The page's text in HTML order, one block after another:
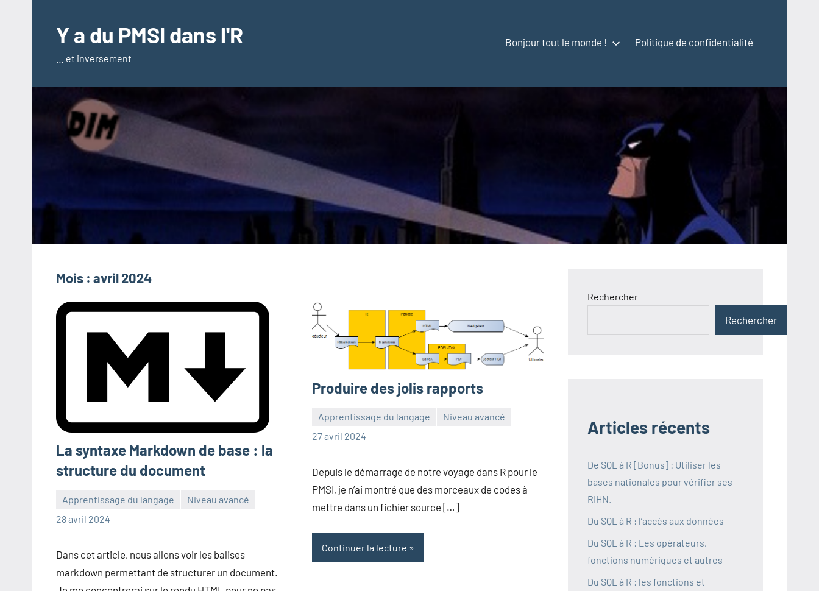
contenuY a du PMSI dans l'R
… et inversement
Bonjour tout le monde ! Politique de confidentialité
Mois : avril 2024
La syntaxe Markdown de base : la
structure du document
Apprentissage du langage
Niveau avancé
28 avril 2024
Frédéric
Aucun
Dans cet article, nous allons voir les balises
markdown permettant de structurer un document.
Produire des jolis rapports
Apprentissage du langage
Niveau avancé
27 avril 2024
Frédéric
Aucun
Depuis le démarrage de notre voyage dans R pour le
PMSI, je n’ai montré que des morceaux de codes à
mettre dans un fichier source […]
Continuer la lecture
Rechercher
Rechercher
Articles récents
De SQL à R [Bonus] : Utiliser les
bases nationales pour vérifier ses
RIHN.
Du SQL à R : l’accès aux données
Du SQL à R : Les opérateurs,
fonctions numériques et autres
Du SQL à R : les fonctions et